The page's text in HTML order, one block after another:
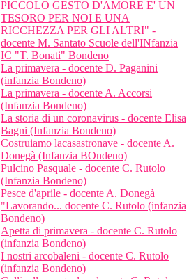
PICCOLO GESTO D'AMORE E' UN
TESORO PER NOI E UNA
RICCHEZZA PER GLI ALTRI" -
docente M. Santato Scuole dell'INfanzia
IC "T. Bonati" Bondeno
La primavera - docente D. Paganini
(infanzia Bondeno)
La primavera - docente A. Accorsi
(Infanzia Bondeno)
La storia di un coronavirus - docente Elisa
Bagni (Infanzia Bondeno)
Costruiamo lacasastronave - docente A.
Donegà (Infanzia BOndeno)
Pulcino Pasquale - docente C. Rutolo
(Infanzia Bondeno)
Pesce d'aprile - docente A. Donegà
"Lavorando... docente C. Rutolo (infanzia
Bondeno)
Apetta di primavera - docente C. Rutolo
(infanzia Bondeno)
I nostri arcobaleni - docente C. Rutolo
(infanzia Bondeno)